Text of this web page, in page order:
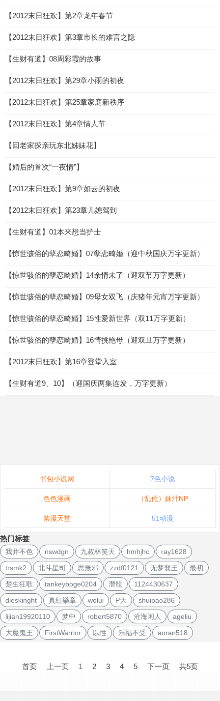
【2012末日狂欢】第2章龙年春节
【2012末日狂欢】第3章市长的难言之隐
【生财有道】08周彩霞的故事
【2012末日狂欢】第29章小雨的初夜
【2012末日狂欢】第25章家庭新秩序
【2012末日狂欢】第4章情人节
【回老家探亲玩东北姊妹花】
【婚后的首次“一夜情”】
【2012末日狂欢】第9章如云的初夜
【2012末日狂欢】第23章儿媳驾到
【生财有道】01本来想当护士
【惊世骇俗的孽恋畸婚】07孽恋畸婚（迎中秋国庆万字更新）
【惊世骇俗的孽恋畸婚】14余情未了（迎双节万字更新）
【惊世骇俗的孽恋畸婚】09母女双飞（庆猪年元宵万字更新）
【惊世骇俗的孽恋畸婚】15性爱新世界（双11万字更新）
【惊世骇俗的孽恋畸婚】16情挑艳母（迎双旦万字更新）
【2012末日狂欢】第16章登堂入室
【生财有道9、10】（迎国庆两集连发，万字更新）
书包小说网 7色小说
色色漫画 （乱伦）妹汁NP
禁漫天堂 51动漫
热门标签
我并不色 nswdgn 九叔林笑天 hmhjhc ray1628
trsmk2 北斗星司 思無邪 zzdf0121 无梦襄王 最初
楚生狂歌 tankeyboge0204 潛龍 1124430637
dieskinght 真紅樂章 wolui P大 shuipao286
lijian19920110 梦中 robert5870 沧海闲人 ageliu
大魔鬼王 FirstWarrior 以性 乐福不受 aoran518
首页 上一页 1 2 3 4 5 下一页 共5页